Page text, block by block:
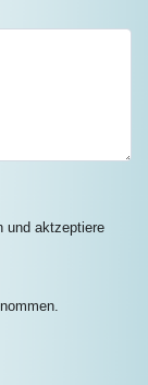
und aktzeptiere